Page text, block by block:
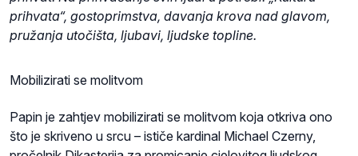
prihvata“, gostoprimstva, davanja krova nad glavom,
pružanja utočišta, ljubavi, ljudske topline.
Mobilizirati se molitvom
Papin je zahtjev mobilizirati se molitvom koja otkriva ono
što je skriveno u srcu – ističe kardinal Michael Czerny,